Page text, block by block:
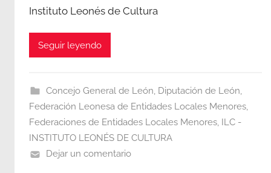
Instituto Leonés de Cultura
Seguir leyendo
Concejo General de León, Diputación de León,
Federación Leonesa de Entidades Locales Menores,
Federaciones de Entidades Locales Menores, ILC -
INSTITUTO LEONÉS DE CULTURA
Dejar un comentario